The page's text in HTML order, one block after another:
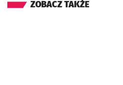
ZOBACZ TAKŻE